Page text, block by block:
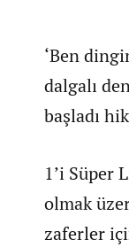
‘Ben
dalgalı
başladı
1’i Süper
olmak
zaferler